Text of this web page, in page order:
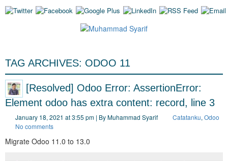
TAG ARCHIVES: ODOO 11
[Resolved] Odoo Error: AssertionError:
Element odoo has extra content: record, line 3
January 18, 2021 at 3:55 pm | By Muhammad Syarif Catatanku, Odoo
No comments
Migrate Odoo 11.0 to 13.0